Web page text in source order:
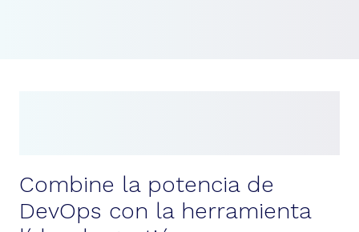
Combine la potencia de
DevOps con la herramienta